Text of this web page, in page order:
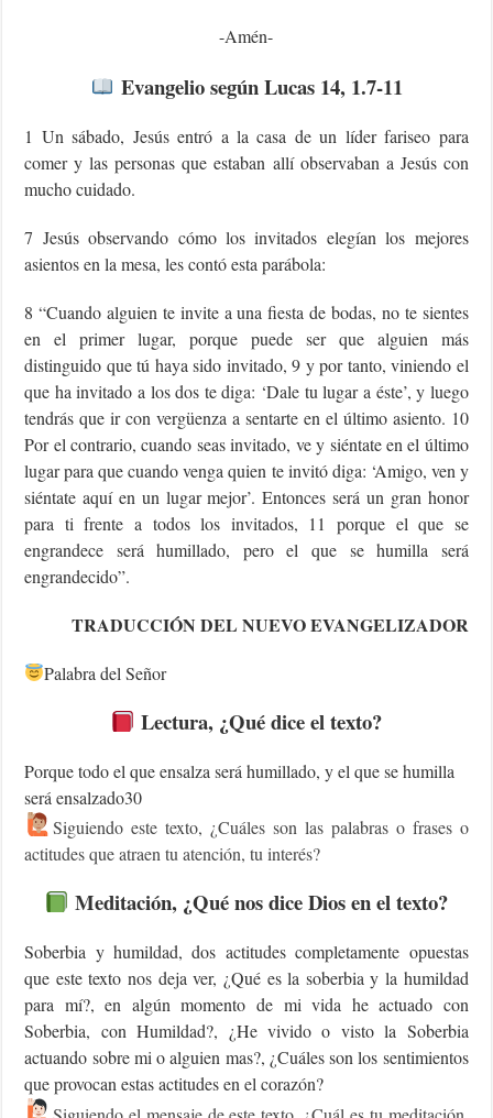
-Amén-
Evangelio según Lucas 14, 1.7-11
1 Un sábado, Jesús entró a la casa de un líder fariseo para
comer y las personas que estaban allí observaban a Jesús con
mucho cuidado.
7 Jesús observando cómo los invitados elegían los mejores
asientos en la mesa, les contó esta parábola:
8 “Cuando alguien te invite a una fiesta de bodas, no te sientes
en el primer lugar, porque puede ser que alguien más
distinguido que tú haya sido invitado, 9 y por tanto, viniendo el
que ha invitado a los dos te diga: ‘Dale tu lugar a éste’, y luego
tendrás que ir con vergüenza a sentarte en el último asiento. 10
Por el contrario, cuando seas invitado, ve y siéntate en el último
lugar para que cuando venga quien te invitó diga: ‘Amigo, ven y
siéntate aquí en un lugar mejor’. Entonces será un gran honor
para ti frente a todos los invitados, 11 porque el que se
engrandece será humillado, pero el que se humilla será
engrandecido”.
TRADUCCIÓN DEL NUEVO EVANGELIZADOR
Palabra del Señor
Lectura, ¿Qué dice el texto?
Porque todo el que ensalza será humillado, y el que se humilla
será ensalzado30
Siguiendo este texto, ¿Cuáles son las palabras o frases o
actitudes que atraen tu atención, tu interés?
Meditación, ¿Qué nos dice Dios en el texto?
Soberbia y humildad, dos actitudes completamente opuestas
que este texto nos deja ver, ¿Qué es la soberbia y la humildad
para mí?, en algún momento de mi vida he actuado con
Soberbia, con Humildad?, ¿He vivido o visto la Soberbia
actuando sobre mi o alguien mas?, ¿Cuáles son los sentimientos
que provocan estas actitudes en el corazón?